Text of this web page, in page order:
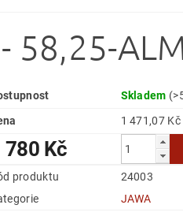
58,25-
Skladem
780 Kč
produktu
24003
JAWA